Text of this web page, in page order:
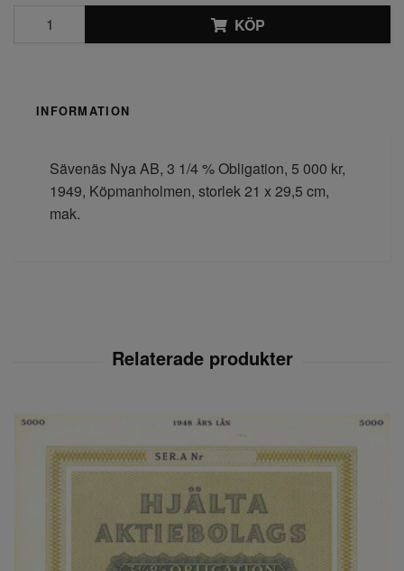
KÖP
INFORMATION
Sävenäs Nya AB, 3 1/4 % Obligation, 5 000 kr,
1949, Köpmanholmen, storlek 21 x 29,5 cm,
mak.